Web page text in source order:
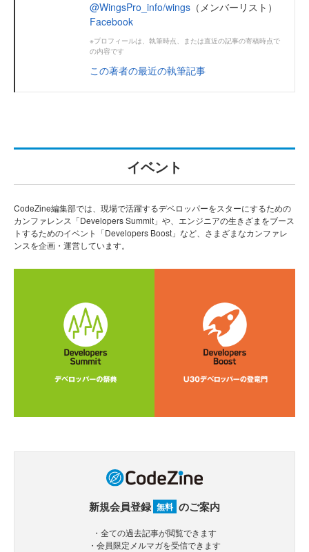
@WingsPro_info/wings （メンバーリスト）
Facebook
※プロフィールは、執筆時点、または直近の記事の寄稿時点で
の内容です
この著者の最近の執筆記事
イベント
CodeZine編集部では、現場で活躍するデベロッパーをスターにするための
カンファレンス「Developers Summit」や、エンジニアの生きざまをブース
トするためのイベント「Developers Boost」など、さまざまなカンファレ
ンスを企画・運営しています。
新規会員登録 無料 のご案内
・全ての過去記事が閲覧できます
・会員限定メルマガを受信できます